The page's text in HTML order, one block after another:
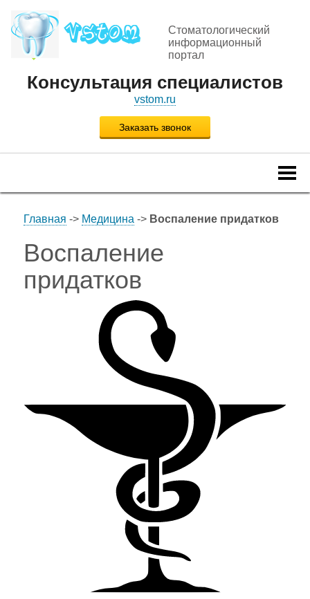
Стоматологический
информационный
портал
Консультация специалистов
vstom.ru
Заказать звонок
Главная -> Медицина -> Воспаление придатков
Воспаление
придатков